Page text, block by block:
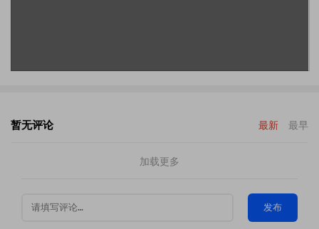
暂无评论 最新 最早
加载更多
发布